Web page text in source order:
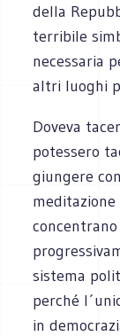
della
terribile
necessaria
altri luoghi
Doveva
potessero
giungere
sistema
perché
in